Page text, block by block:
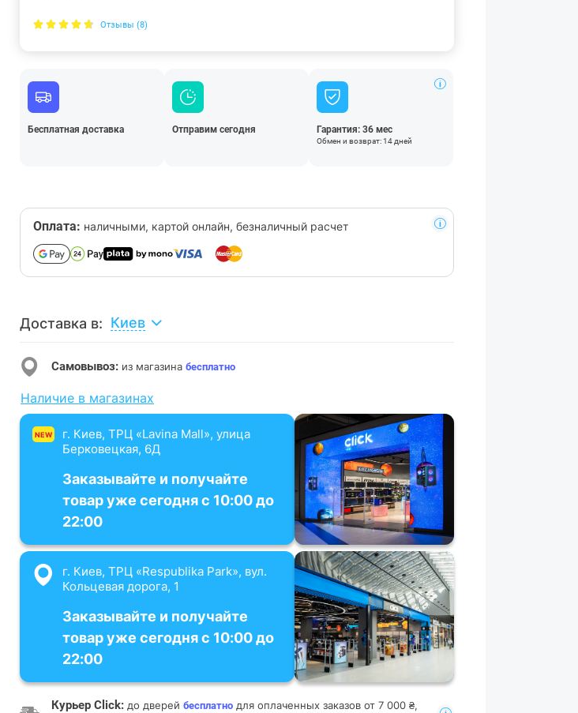
Отзывы (8)
Бесплатная доставка Отправим сегодня Гарантия: 36 мес
Обмен и возврат: 14 дней
Оплата: наличными, картой онлайн, безналичный расчет
Доставка в: Киев
Самовывоз: из магазина бесплатно
Наличие в магазинах
NEW
г. Киев, ТРЦ «Lavina Mall», улица
Берковецкая, 6Д
Заказывайте и получайте
товар уже сегодня с 10:00 до
22:00
г. Киев, ТРЦ «Respublika Park», вул.
Кольцевая дорога, 1
Заказывайте и получайте
товар уже сегодня с 10:00 до
22:00
Курьер Click: до дверей бесплатно для оплаченных заказов от 7 000 ₴,